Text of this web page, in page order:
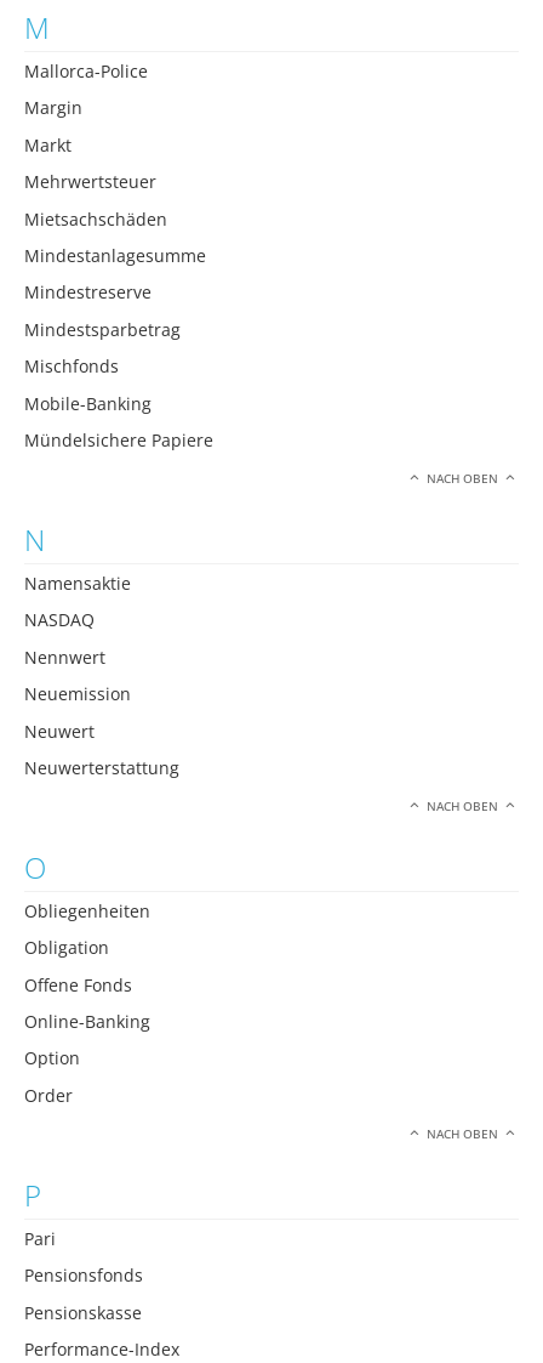
M
Mallorca-Police
Margin
Markt
Mehrwertsteuer
Mietsachschäden
Mindestanlagesumme
Mindestreserve
Mindestsparbetrag
Mischfonds
Mobile-Banking
Mündelsichere Papiere
NACH OBEN
N
Namensaktie
NASDAQ
Nennwert
Neuemission
Neuwert
Neuwerterstattung
NACH OBEN
O
Obliegenheiten
Obligation
Offene Fonds
Online-Banking
Option
Order
NACH OBEN
P
Pari
Pensionsfonds
Pensionskasse
Performance-Index